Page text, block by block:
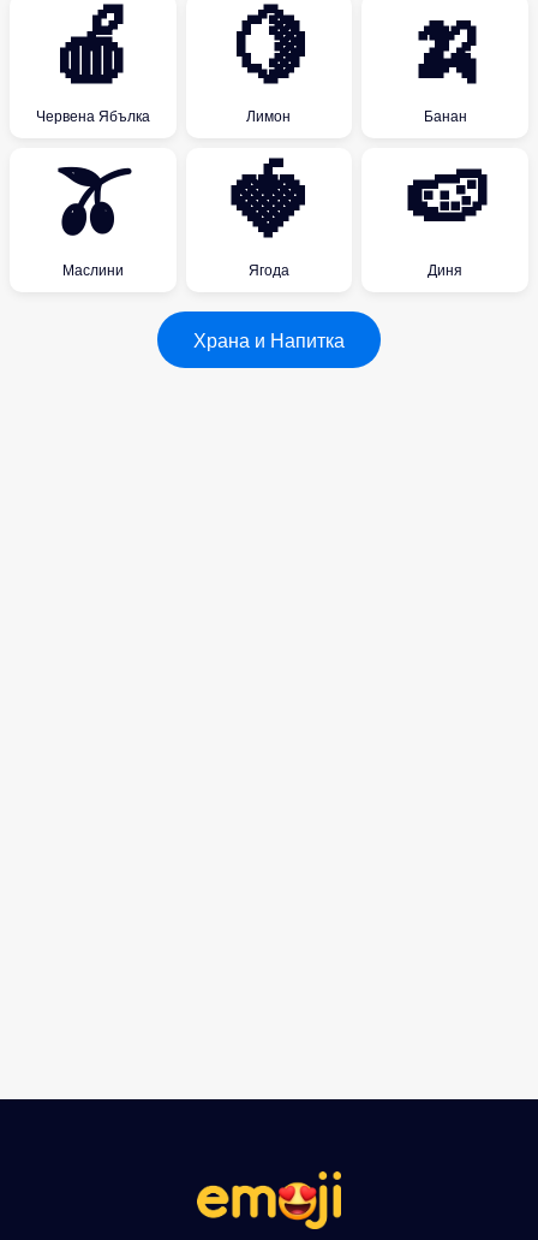
🍎
Червена Ябълка
🍋
Лимон
🍌
Банан
🫒
Маслини
🍓
Ягода
🍉
Диня
Храна и Напитка